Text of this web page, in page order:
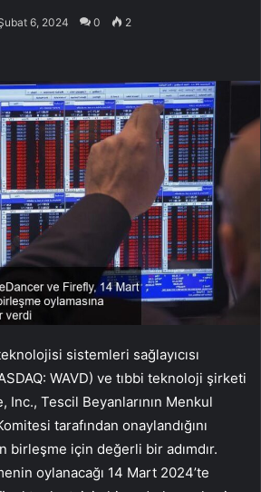
6, 2024 0 2
sistemleri sağlayıcısı
WAVD) ve tıbbi teknoloji şirketi
Tescil Beyanlarının Menkul
tarafından onaylandığını
birleşme için değerli bir adımdır.
oylanacağı 14 Mart 2024’te